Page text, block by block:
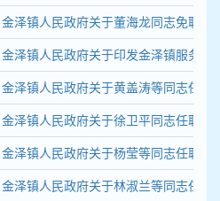
金泽镇人民政府关于董海龙同志免职的
金泽镇人民政府关于印发金泽镇服务保
金泽镇人民政府关于黄盖涛等同志任职
金泽镇人民政府关于徐卫平同志任职的
金泽镇人民政府关于杨莹等同志任职的
金泽镇人民政府关于林淑兰等同志任职